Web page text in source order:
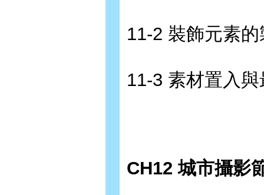
11-2 裝飾元素
11-3 素材置入
CH12 城市攝影